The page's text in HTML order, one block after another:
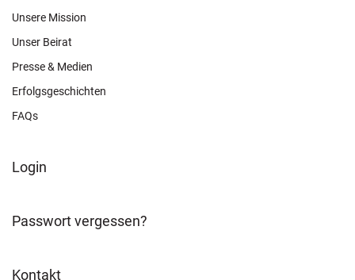
CONNECT
Unsere Mission
Unser Beirat
Presse & Medien
Erfolgsgeschichten
FAQs
FOOTER
Login
Passwort vergessen?
Kontakt